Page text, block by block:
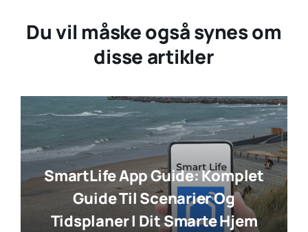
Du vil måske også synes om
disse artikler
SmartLife App Guide: Komplet
Guide Til Scenarier Og
Tidsplaner I Dit Smarte Hjem